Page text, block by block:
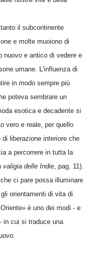
il subcontinente
e molte muoiono di
nuovo e antico di vedere e
umane. L'influenza di
in modo sempre più
poteva sembrare un
esotica e decadente si
vero e reale, per quello
liberazione interiore che
a percorrere in tutta la
valigia delle Indie, pag. 11).
ci pare possa illuminare
orientamenti di vita di
è uno dei modi - e
in cui si traduce una